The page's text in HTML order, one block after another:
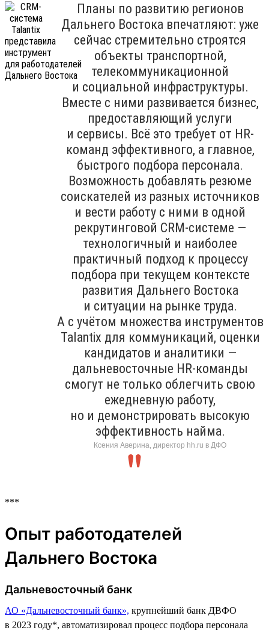
Планы по развитию регионов
Дальнего Востока впечатляют: уже
сейчас стремительно строятся
объекты транспортной,
телекоммуникационной
и социальной инфраструктуры.
Вместе с ними развивается бизнес,
предоставляющий услуги
и сервисы. Всё это требует от HR-
команд эффективного, а главное,
быстрого подбора персонала.
Возможность добавлять резюме
соискателей из разных источников
и вести работу с ними в одной
рекрутинговой CRM-системе —
технологичный и наиболее
практичный подход к процессу
подбора при текущем контексте
развития Дальнего Востока
и ситуации на рынке труда.
А с учётом множества инструментов
Talantix для коммуникаций, оценки
кандидатов и аналитики —
дальневосточные HR-команды
смогут не только облегчить свою
ежедневную работу,
но и демонстрировать высокую
эффективность найма.
Ксения Аверина, директор hh.ru в ДФО
***
Опыт работодателей
Дальнего Востока
Дальневосточный банк
АО «Дальневосточный банк», крупнейший банк ДВФО
в 2023 году*, автоматизировал процесс подбора персонала